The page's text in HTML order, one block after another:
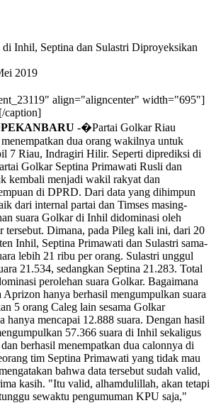
Inhil, Septina dan Sulastri Diproyeksikan
2019
align="aligncenter" width="695"]
[/caption]
PEKANBARU -�Partai Golkar Riau
dua orang wakilnya untuk
7 Riau, Indragiri Hilir. Seperti diprediksi di
Golkar Septina Primawati Rusli dan
kembali menjadi wakil rakyat dan
di DPRD. Dari data yang dihimpun
dari internal partai dan Timses masing-
suara Golkar di Inhil didominasi oleh
tersebut. Dimana, pada Pileg kali ini, dari 20
Inhil, Septina Primawati dan Sulastri sama-
lebih 21 ribu per orang. Sulastri unggul
21.534, sedangkan Septina 21.283. Total
perolehan suara Golkar. Bagaimana
hanya berhasil mengumpulkan suara
5 orang Caleg lain sesama Golkar
hanya mencapai 12.888 suara. Dengan hasil
57.366 suara di Inhil sekaligus
berhasil menempatkan dua calonnya di
tim Septina Primawati yang tidak mau
bahwa data tersebut sudah valid,
kasih. "Itu valid, alhamdulillah, akan tetapi
sewaktu pengumuman KPU saja,"